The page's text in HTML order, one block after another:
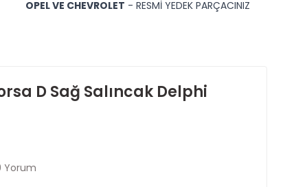
OPEL VE CHEVROLET - RESMİ YEDEK PARÇACINIZ
D Sağ Salıncak Delphi
Yorum